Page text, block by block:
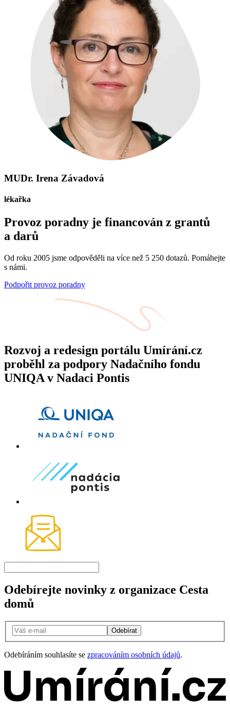
MUDr. Irena Závadová
lékařka
Provoz poradny je financován z grantů
a darů
Od roku 2005 jsme odpověděli na více než 5 250 dotazů. Pomáhejte
s námi.
Podpořit provoz poradny
Rozvoj a redesign portálu Umírání.cz
proběhl za podpory Nadačního fondu
UNIQA v Nadaci Pontis
Odebírejte novinky z organizace Cesta
domů
Odebírat
Odebíráním souhlasíte se zpracováním osobních údajů.